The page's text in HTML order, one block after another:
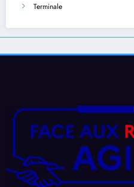
Terminale